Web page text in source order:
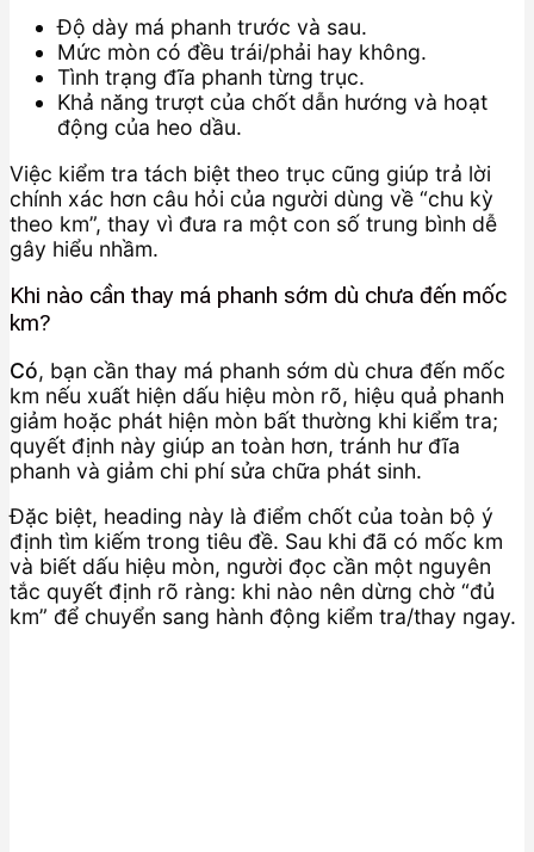
Độ dày má phanh trước và sau.
Mức mòn có đều trái/phải hay không.
Tình trạng đĩa phanh từng trục.
Khả năng trượt của chốt dẫn hướng và hoạt
động của heo dầu.
Việc kiểm tra tách biệt theo trục cũng giúp trả lời
chính xác hơn câu hỏi của người dùng về “chu kỳ
theo km”, thay vì đưa ra một con số trung bình dễ
gây hiểu nhầm.
Khi nào cần thay má phanh sớm dù chưa đến mốc
km?
Có, bạn cần thay má phanh sớm dù chưa đến mốc
km nếu xuất hiện dấu hiệu mòn rõ, hiệu quả phanh
giảm hoặc phát hiện mòn bất thường khi kiểm tra;
quyết định này giúp an toàn hơn, tránh hư đĩa
phanh và giảm chi phí sửa chữa phát sinh.
Đặc biệt, heading này là điểm chốt của toàn bộ ý
định tìm kiếm trong tiêu đề. Sau khi đã có mốc km
và biết dấu hiệu mòn, người đọc cần một nguyên
tắc quyết định rõ ràng: khi nào nên dừng chờ “đủ
km” để chuyển sang hành động kiểm tra/thay ngay.